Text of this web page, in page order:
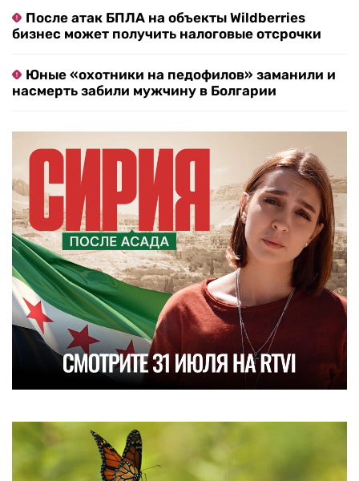
После атак БПЛА на объекты Wildberries
бизнес может получить налоговые отсрочки
Юные «охотники на педофилов» заманили и
насмерть забили мужчину в Болгарии